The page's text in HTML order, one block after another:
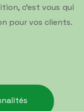
c'est vous qui
pour vos clients.